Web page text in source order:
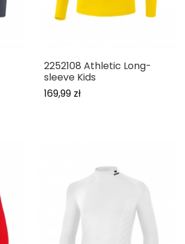
2252108 Athletic Long-
sleeve Kids
169,99 zł